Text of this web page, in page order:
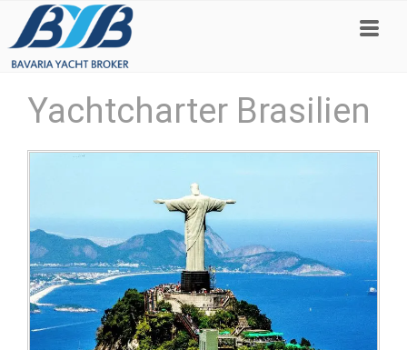
Yachtcharter Brasilien